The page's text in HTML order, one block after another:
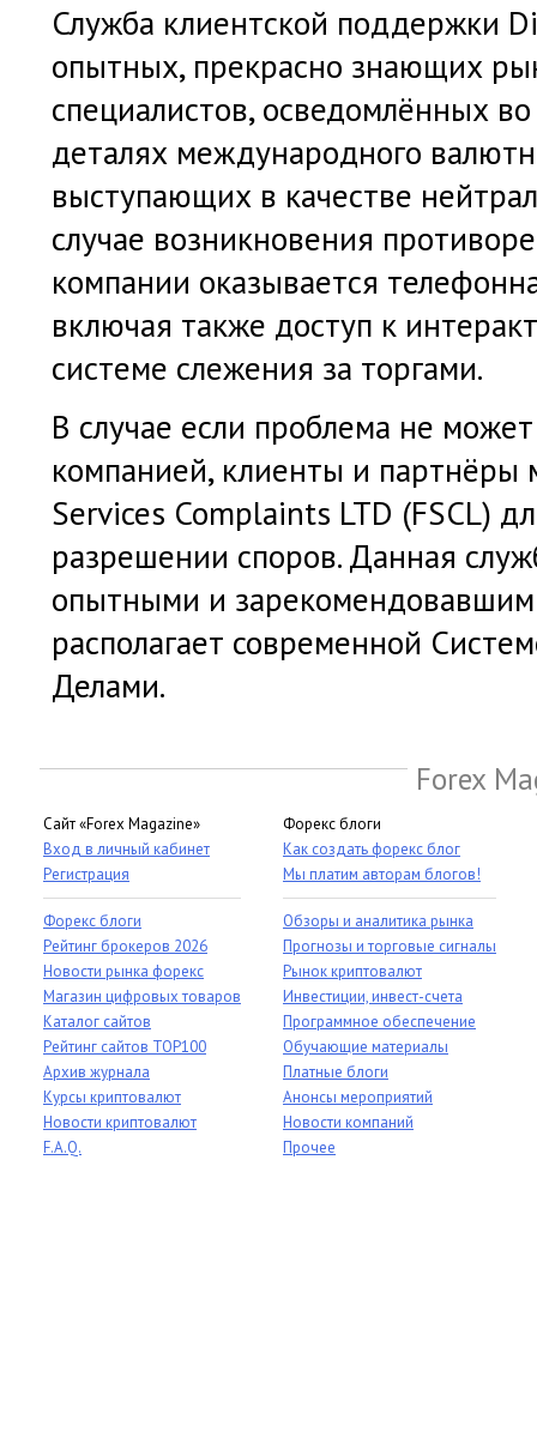
Служба клиентской поддержки
опытных, прекрасно знающих
специалистов, осведомлённых
деталях международного
выступающих в качестве
случае возникновения
компании оказывается
включая также доступ к
системе слежения за торгами.
В случае если проблема не
компанией, клиенты и партнёры
Services Complaints LTD (FSCL)
разрешении споров. Данная
опытными и
располагает современной
Делами.
Forex
Сайт «Forex Magazine»
Вход в личный кабинет
Регистрация
Форекс блоги
Рейтинг брокеров 2026
Новости рынка форекс
Магазин цифровых товаров
Каталог сайтов
Рейтинг сайтов TOP100
Архив журнала
Курсы криптовалют
Новости криптовалют
F.A.Q.
Форекс блоги
Как создать форекс блог
Мы платим авторам блогов!
Обзоры и аналитика рынка
Прогнозы и торговые сигналы
Рынок криптовалют
Инвестиции, инвест-счета
Программное обеспечение
Обучающие материалы
Платные блоги
Анонсы мероприятий
Новости компаний
Прочее